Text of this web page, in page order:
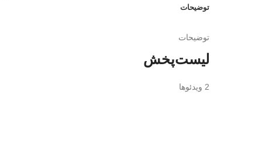
توضیحات
توضیحات
لیست‌پخش
2 ویدئوها